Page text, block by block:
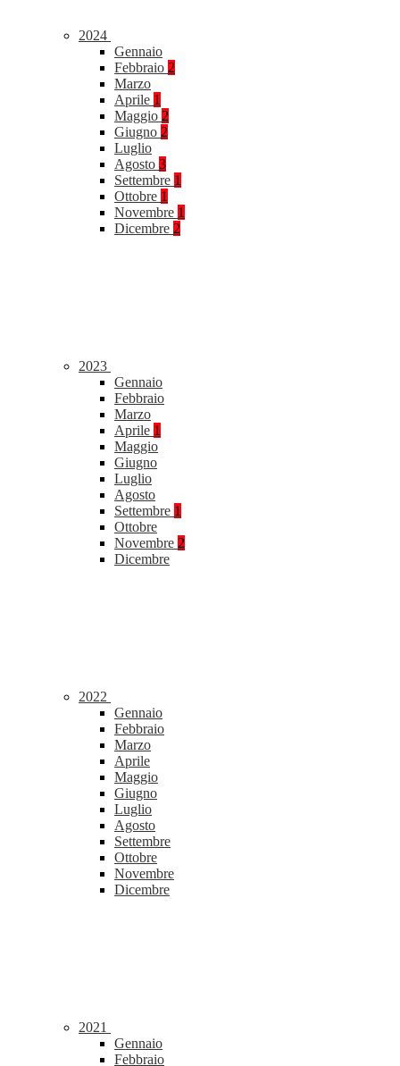
2024
Gennaio
Febbraio 2
Marzo
Aprile 1
Maggio 2
Giugno 2
Luglio
Agosto 3
Settembre 1
Ottobre 1
Novembre 1
Dicembre 2
2023
Gennaio
Febbraio
Marzo
Aprile 1
Maggio
Giugno
Luglio
Agosto
Settembre 1
Ottobre
Novembre 2
Dicembre
2022
Gennaio
Febbraio
Marzo
Aprile
Maggio
Giugno
Luglio
Agosto
Settembre
Ottobre
Novembre
Dicembre
2021
Gennaio
Febbraio